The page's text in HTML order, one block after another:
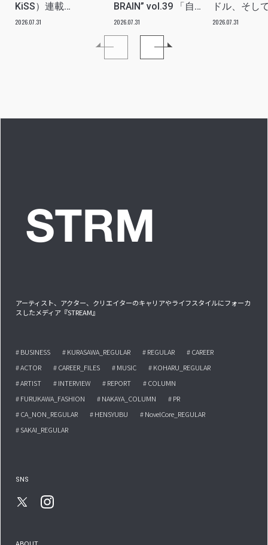
KiSS）連載
vol.112「特別企画
2026.07.31
BRAIN” vol.39 「自
分たちの世代のルー
ツ、カルチャーなど
2026.07.31
ドル、そし
ツアー。い
2026.07.31
アーティスト、アクター、クリエイターのキャリアやライフスタイルにフォーカ
スしたメディア『STREAM』
# BUSINESS # KURASAWA_REGULAR # REGULAR
# CAREER
# ACTOR
# CAREER_FILES # MUSIC
# KOHARU_REGULAR
# ARTIST
# INTERVIEW # REPORT
# COLUMN
# FURUKAWA_FASHION
# NAKAYA_COLUMN
# PR
# CA_NON_REGULAR
# HENSYUBU
# NovelCore_REGULAR
# SAKAI_REGULAR
SNS